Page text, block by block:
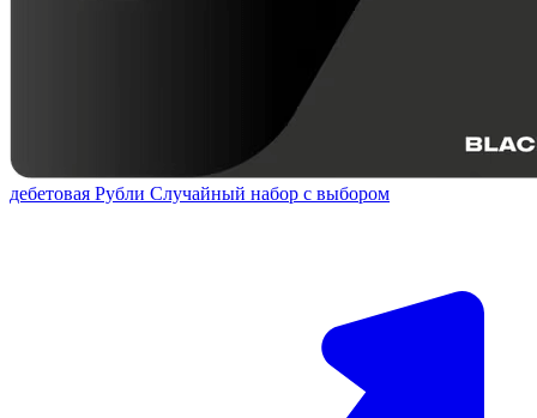
дебетовая Рубли Случайный набор с выбором